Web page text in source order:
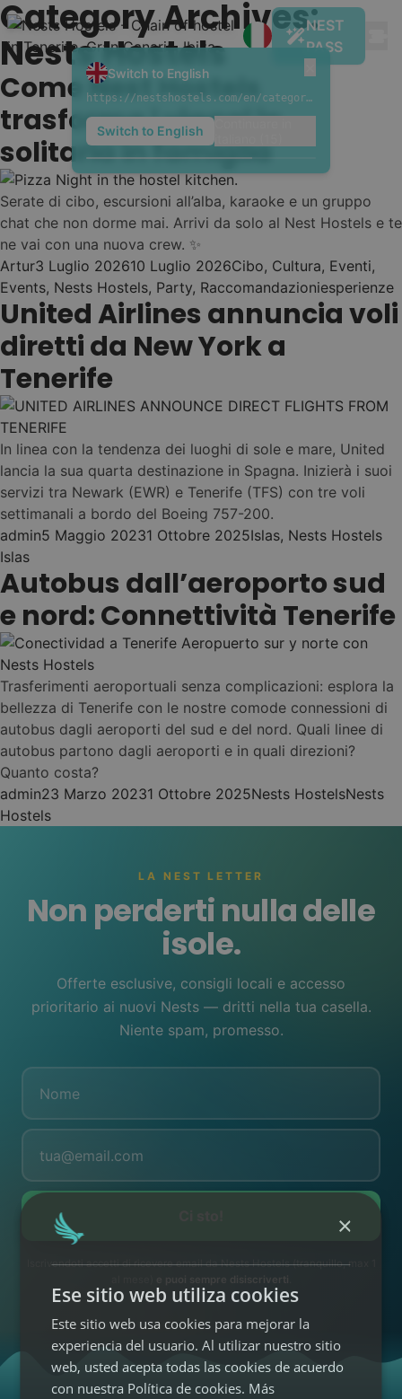
Skip to content
Switch to English
https://nestshostels.com/en/category/nests-hostels-en/
Switch to English
NEST
PASS
I NOSTRI DESTINI E
OSTELLI
Tenerife
Naturaleza & Surf
•
Nest
Costa Adeje
✨ New Hostel! (get -50% now)
• Nest
El Médano
• Nest
El Médano
• Nest
• Nest
Las Eras
La Laguna (Santa Cruz)
• Nest
Gigantes)
• Nest
Gran
Canaria
Ciudad e Playa
Las Palmas (Vegueta)
• Nest
Las Palmas (Canteras)
•
Nest
✨ New Hostel!
Ibiza
•
Nest
Sant Antoni
•
Es Canar
Vedi tutti gli ostelli →
02NEST PASS - ONE
BOOKING. ALL
HOSTELS!
Flow as you go ...
1
Elige tus islas
(Tenerife e Gran
Canaria)
Muévete tra gli ostelli
Ahorro y comodidad
03NEST LONG STAY -
MAKE IT HOME. LIVE
LOCAL!
Sin fianzas ni
3
400€/mes)
RESERVA TU
NEST LONG
Cómo funciona →
Category Archives:
Nests Hostels
Come Nest Hostels
trasforma i viaggi in
solitaria in famiglia
Serate di cibo, escursioni all’alba, karaoke e un gruppo
chat che non dorme mai. Arrivi da solo al Nest Hostels e te
ne vai con una nuova crew. ✨
Posted by
Artur3 Luglio 202610 Luglio 2026Posted in
Cibo, Cultura, Eventi,
Events, Nests Hostels, Party, RaccomandazioniTags:
esperienze
United Airlines annuncia voli
diretti da New York a
Tenerife
In linea con la tendenza dei luoghi di sole e mare, United
lancia la sua quarta destinazione in Spagna. Inizierà i suoi
servizi tra Newark (EWR) e Tenerife (TFS) con tre voli
settimanali a bordo del Boeing 757-200.
Posted by
admin5 Maggio 20231 Ottobre 2025Posted in
Islas, Nests Hostels
Islas
Autobus dall’aeroporto sud
e nord: Connettività Tenerife
Trasferimenti aeroportuali senza complicazioni: esplora la
bellezza di Tenerife con le nostre comode connessioni di
autobus dagli aeroporti del sud e del nord. Quali linee di
autobus partono dagli aeroporti e in quali direzioni?
Quanto costa?
Posted by
admin23 Marzo 20231 Ottobre 2025Posted in
Nests HostelsTags:
Nests
Hostels
LA NEST LETTER
Non perderti nulla delle
isole.
Offerte esclusive, consigli locali e accesso
prioritario ai nuovi Nests — dritti nella tua casella.
Niente spam, promesso.
Iscrivendoti accetti di ricevere email da Nests Hostels (tranquillo, max 1
e puoi sempre disiscriverti
×
Ese sitio web utiliza cookies
Este sitio web usa cookies para mejorar la
experiencia del usuario. Al utilizar nuestro sitio
web, usted acepta todas las cookies de acuerdo
con nuestra Política de cookies. Más